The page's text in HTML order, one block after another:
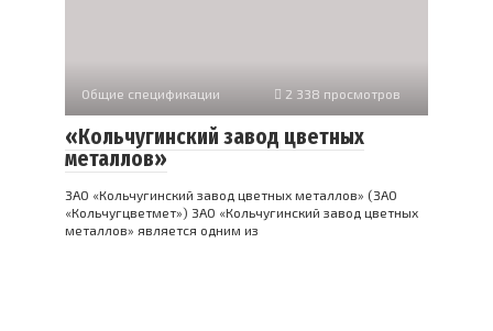
Общие спецификации 2 338 просмотров
«Кольчугинский завод цветных
металлов»
ЗАО «Кольчугинский завод цветных металлов» (ЗАО
«Кольчугцветмет») ЗАО «Кольчугинский завод цветных
металлов» является одним из